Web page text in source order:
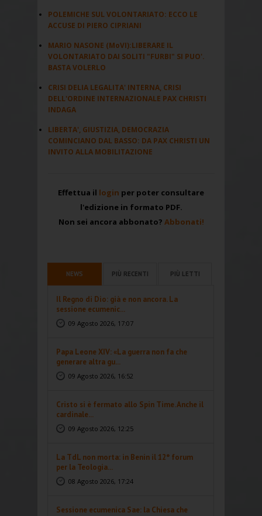
POLEMICHE SUL VOLONTARIATO: ECCO LE
ACCUSE DI PIERO CIPRIANI
MARIO NASONE (MoVI):LIBERARE IL
VOLONTARIATO DAI SOLITI "FURBI" SI PUO'.
BASTA VOLERLO
CRISI DELIA LEGALITA' INTERNA, CRISI
DELL'ORDINE INTERNAZIONALE PAX CHRISTI
INDAGA
LIBERTA', GIUSTIZIA, DEMOCRAZIA
COMINCIANO DAL BASSO: DA PAX CHRISTI UN
INVITO ALLA MOBILITAZIONE
Effettua il login per poter consultare
l'edizione in formato PDF.
Non sei ancora abbonato? Abbonati!
NEWS PIÙ RECENTI PIÙ LETTI
Il Regno di Dio: già e non ancora. La
sessione ecumenic...
09 Agosto 2026, 17:07
Papa Leone XIV: «La guerra non fa che
generare altra gu...
09 Agosto 2026, 16:52
Cristo si è fermato allo Spin Time. Anche il
cardinale...
09 Agosto 2026, 12:25
La TdL non morta: in Benin il 12° forum
per la Teologia...
08 Agosto 2026, 17:24
Sessione ecumenica Sae: la Chiesa che